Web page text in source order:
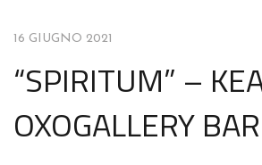
16 GIUGNO 2021
“SPIRITUM” –
OXOGALLERY